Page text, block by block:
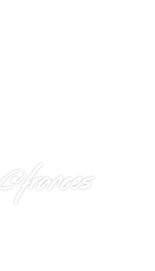
@frances